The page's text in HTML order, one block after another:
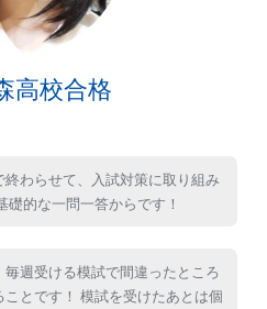
高校合格
わらせて、入試対策に取り組み
的な一問一答からです！
週受ける模試で間違ったところ
とです！ 模試を受けたあとは個